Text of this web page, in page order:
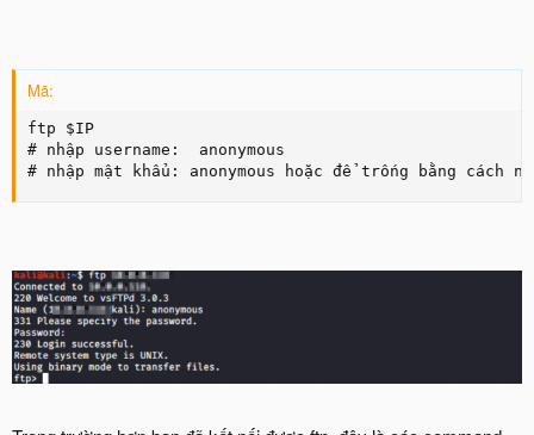
Mã:
ftp $IP
# nhập username:  anonymous
# nhập mật khẩu: anonymous hoặc để trống bằng cách